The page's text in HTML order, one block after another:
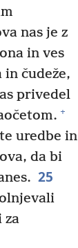
nas je z
in ves
čudeže,
privedel
+
uredbe in
da bi
25
za